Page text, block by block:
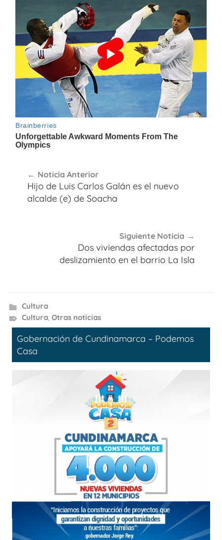
de
entradas
Noticia Anterior
Hijo de Luis Carlos Galán es el nuevo
alcalde (e) de Soacha
Siguiente Noticia
Dos viviendas afectadas por
deslizamiento en el barrio La Isla
Cultura
Cultura, Otras noticias
Gobernación de Cundinamarca – Podemos
Casa